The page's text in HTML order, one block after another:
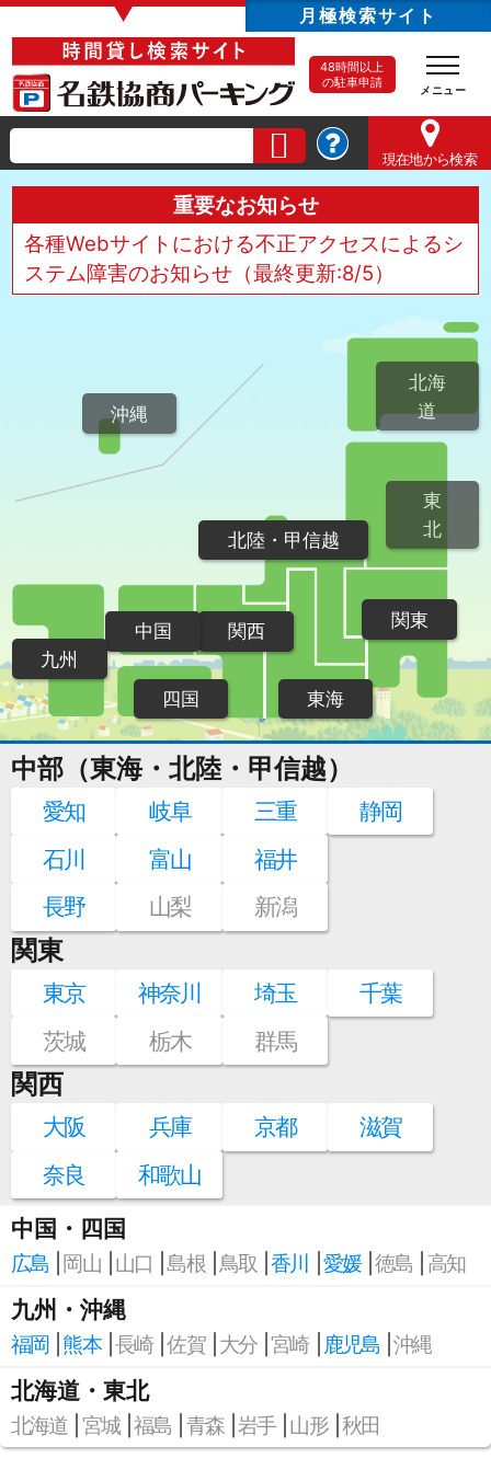
▼ 月極検索サイト
48時間以上
の駐車申請
現在地から検索
重要なお知らせ
各種Webサイトにおける不正アクセスによるシ
ステム障害のお知らせ（最終更新:8/5）
北海
道
東
北
関東
北陸・甲信越
東海
関西
中国
四国
九州
沖縄
中部（東海・北陸・甲信越）
愛知 岐阜 三重
静岡
石川
富山
福井
長野
山梨 新潟
関東
東京 神奈川 埼玉
千葉
茨城
栃木 群馬
関西
大阪 兵庫 京都
滋賀
奈良
和歌山
中国・四国
広島 岡山 山口 島根 鳥取 香川 愛媛 徳島 高知
九州・沖縄
福岡 熊本 長崎 佐賀 大分 宮崎 鹿児島 沖縄
北海道・東北
北海道 宮城 福島 青森 岩手 山形 秋田